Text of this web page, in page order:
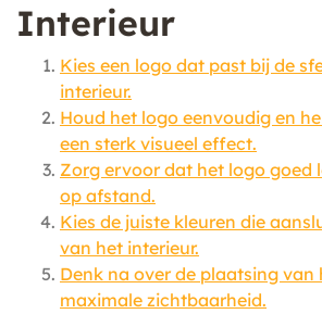
Interieur
Kies een logo dat past bij de
interieur.
Houd het logo eenvoudig en
een sterk visueel effect.
Zorg ervoor dat het logo goed
op afstand.
Kies de juiste kleuren die
van het interieur.
Denk na over de plaatsing van
maximale zichtbaarheid.